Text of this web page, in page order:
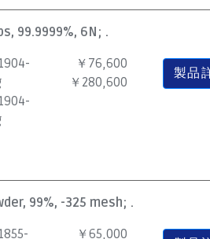
99.9999%, 6N; .
￥76,600
￥280,600
製品
99%, -325 mesh; .
￥65,000